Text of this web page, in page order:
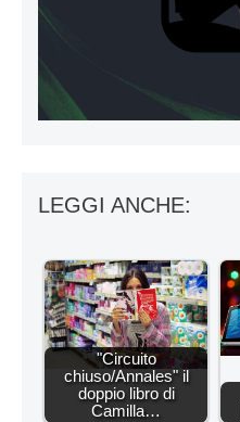
LEGGI ANCHE:
"Circuito
chiuso/Annales" il
doppio libro di
Camilla…